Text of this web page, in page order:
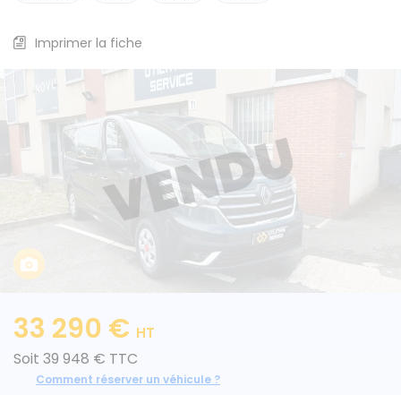
Fourgons Camionnettes
Caisses grands volumes Frigorifiques
Minibus
Imprimer la fiche
33 290 € HT
Soit 39 948 € TTC
Comment réserver un véhicule ?